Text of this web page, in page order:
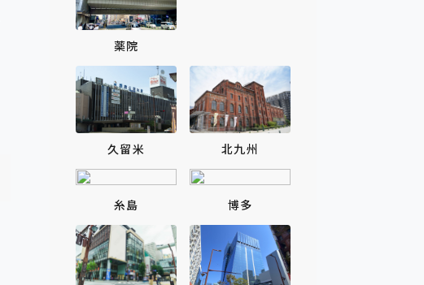
薬院
久留米 北九州
糸島 博多